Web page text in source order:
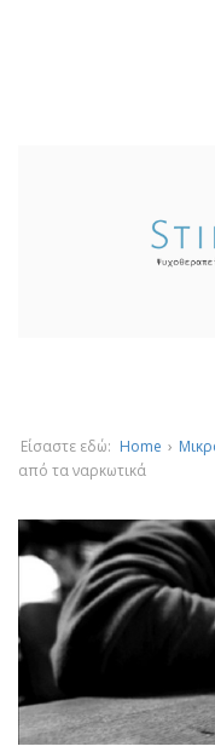
Είσαστε εδώ: Home ›
από τα ναρκωτικά